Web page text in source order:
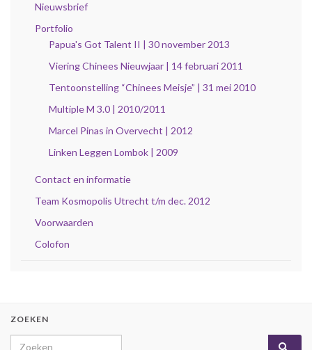
Nieuwsbrief
Portfolio
Papua's Got Talent II | 30 november 2013
Viering Chinees Nieuwjaar | 14 februari 2011
Tentoonstelling “Chinees Meisje” | 31 mei 2010
Multiple M 3.0 | 2010/2011
Marcel Pinas in Overvecht | 2012
Linken Leggen Lombok | 2009
Contact en informatie
Team Kosmopolis Utrecht t/m dec. 2012
Voorwaarden
Colofon
ZOEKEN
Search for: